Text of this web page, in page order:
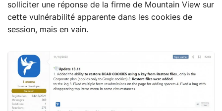
solliciter une réponse de la firme de Mountain View sur
cette vulnérabilité apparente dans les cookies de
session, mais en vain.